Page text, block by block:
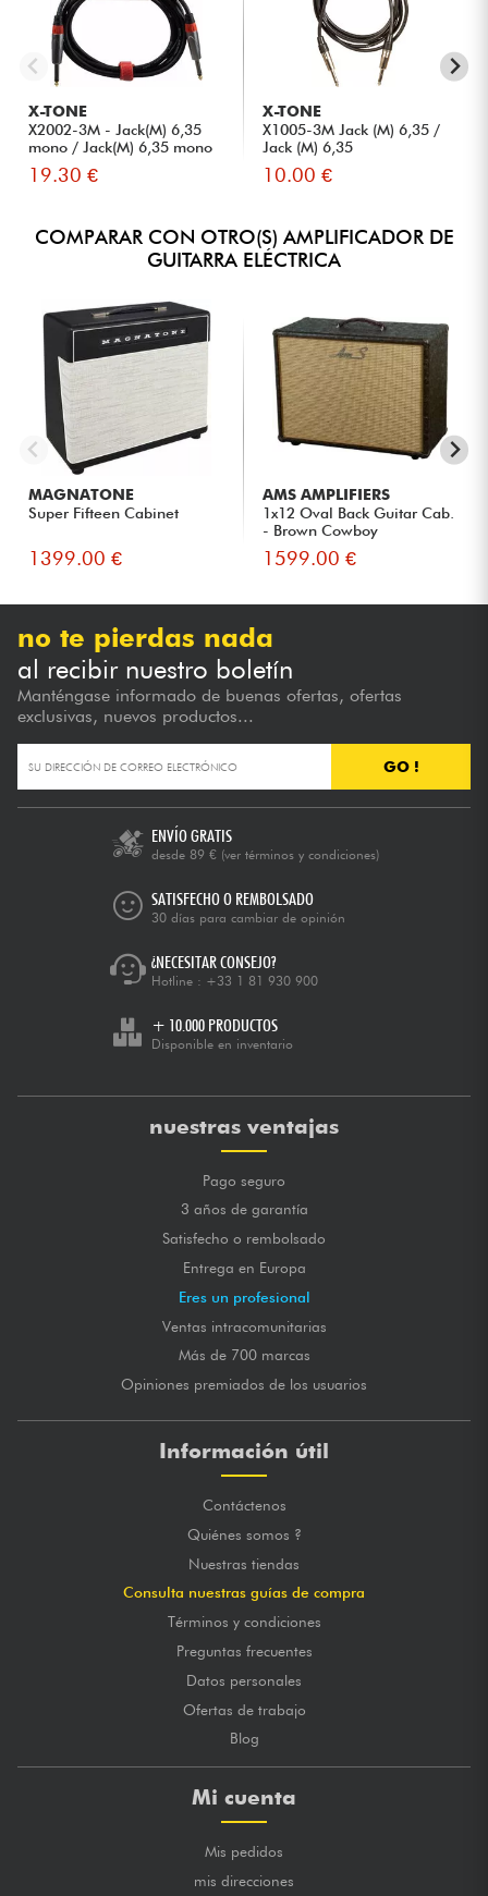
X-TONE
X2002-3M - Jack(M) 6,35
mono / Jack(M) 6,35 mono
S...
19.30 €
X-TONE
X1005-3M Jack (M) 6,35 /
Jack (M) 6,35
10.00 €
COMPARAR CON OTRO(S) AMPLIFICADOR DE
GUITARRA ELÉCTRICA
MAGNATONE
Super Fifteen Cabinet
1399.00 €
AMS AMPLIFIERS
1x12 Oval Back Guitar Cab.
- Brown Cowboy
1599.00 €
no te pierdas nada
al recibir nuestro boletín
Manténgase informado de buenas ofertas, ofertas
exclusivas, nuevos productos...
GO !
ENVÍO GRATIS
desde 89 € (ver términos y condiciones)
SATISFECHO O REMBOLSADO
30 días para cambiar de opinión
¿NECESITAR CONSEJO?
Hotline : +33 1 81 930 900
+ 10.000 PRODUCTOS
Disponible en inventario
nuestras ventajas
Pago seguro
3 años de garantía
Satisfecho o rembolsado
Entrega en Europa
Eres un profesional
Ventas intracomunitarias
Más de 700 marcas
Opiniones premiados de los usuarios
Información útil
Contáctenos
Quiénes somos ?
Nuestras tiendas
Consulta nuestras guías de compra
Términos y condiciones
Preguntas frecuentes
Datos personales
Ofertas de trabajo
Blog
Mi cuenta
Mis pedidos
mis direcciones